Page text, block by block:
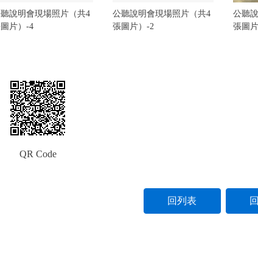
說明會現場照片（共4
片）-4
公聽說明會現場照片（共4
張圖片）-2
公聽
張圖
QR Code
回列表